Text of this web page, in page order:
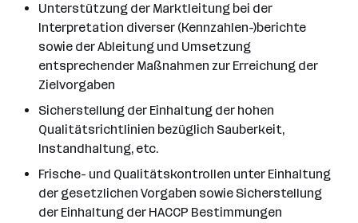
Unterstützung der Marktleitung bei der
Interpretation diverser (Kennzahlen-)berichte
sowie der Ableitung und Umsetzung
entsprechender Maßnahmen zur Erreichung der
Zielvorgaben
Sicherstellung der Einhaltung der hohen
Qualitätsrichtlinien bezüglich Sauberkeit,
Instandhaltung, etc.
Frische- und Qualitätskontrollen unter Einhaltung
der gesetzlichen Vorgaben sowie Sicherstellung
der Einhaltung der HACCP Bestimmungen